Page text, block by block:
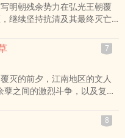
，谓《白夜》。
农村的象征。贾平凹的写
写实又高远，语言朴拙、憨
他的《秦腔》，以精微的叙
地仿写了一种日常生活的本
乡土中国所面临的矛盾、迷
的记述和解读。他笔下的喧
背后，是一片寂寥，或许，
之后，我们所面对的只能是
明朝残余势力在弘光王朝覆
继续坚持抗清及其最终灭亡
个主要人物被命运驱上了不
参加义军从事武装斗争；冒
离的难民；钱谦益投降北
南京，各自经历了种种艰难
清的旗帜之下。作为全书的
留和发扬前两部的基础上，
斑斓，情节更加绘纭。其中
高、野心与‍­‌情‌‍​欲‎、征服与反
人性也揭示得更加充分和彻
7
灭的前夕，江南地区的文人
孽之间的激烈斗争，以及复社
淮名妓董小宛一波三折的爱
进行政治交易，为“阉党”余孽
社党的争斗、内讧更显波诡
8